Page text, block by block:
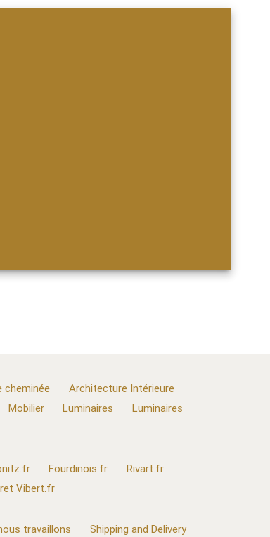
cheminée
Architecture Intérieure
Mobilier Luminaires
Luminaires
Fourdinois.fr
Rivart.fr
Vibert.fr
travaillons
Shipping and Delivery